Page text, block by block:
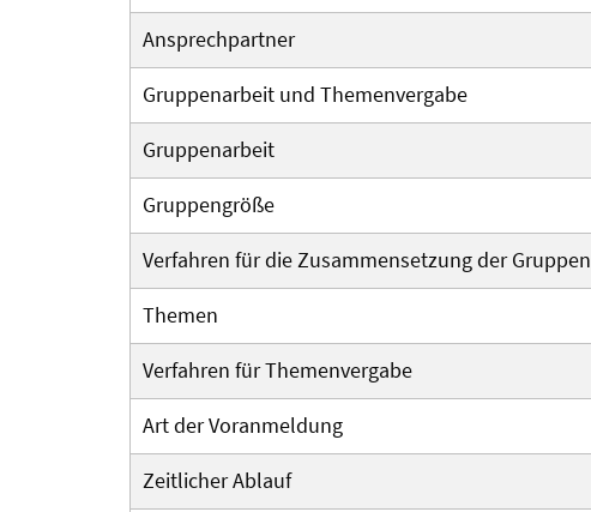
Ansprechpartner
Gruppenarbeit und Themenvergabe
Gruppenarbeit
Gruppengröße
Verfahren für die Zusammensetzung der Gruppen
Themen
Verfahren für Themenvergabe
Art der Voranmeldung
Zeitlicher Ablauf